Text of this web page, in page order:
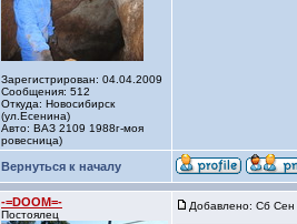
Зарегистрирован: 04.04.2009
Сообщения: 512
Откуда: Новосибирск
(ул.Есенина)
Авто: ВАЗ 2109 1988г-моя
ровесница)
Вернуться к началу
-=DOOM=-
Постоялец
Добавлено: Сб